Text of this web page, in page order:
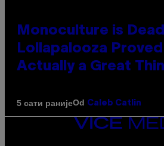
Monoculture is
Lollapalooza Proved
Actually a Great
5 сати ранијеOd Caleb Catlin
VICE